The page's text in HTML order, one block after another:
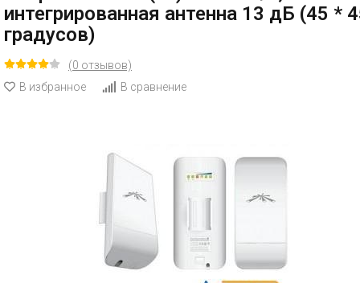
интегрированная антенна 13 дБ (45 *
градусов)
(0 отзывов)
В избранное
В сравнение